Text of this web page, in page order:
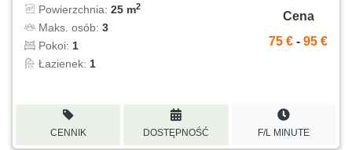
Powierzchnia: 25 m2
Maks. osób: 3
Pokoi: 1
Łazienek: 1
Cena
75 € - 95 €
CENNIK DOSTĘPNOŚĆ F/L MINUTE